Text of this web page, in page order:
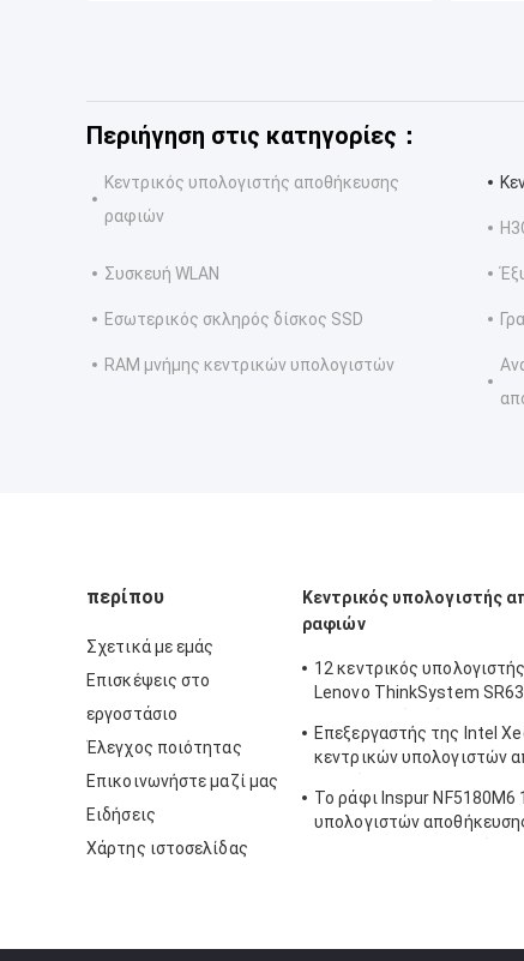
Περιήγηση στις κατηγορίες：
Κεντρικός υπολογιστής αποθήκευσης
ραφιών
Συσκευή WLAN
Εσωτερικός σκληρός δίσκος SSD
RAM μνήμης κεντρικών υπολογιστών
περίπου
Σχετικά με εμάς
Επισκέψεις στο
εργοστάσιο
Έλεγχος ποιότητας
Επικοινωνήστε μαζί μας
Ειδήσεις
Χάρτης ιστοσελίδας
Κεντρικός υπολογιστής
ραφιών
12 κεντρικός
Lenovo ThinkSystem
Επεξεργαστής της Intel
κεντρικών υπολογιστών
Το ράφι Inspur NF5180M6
υπολογιστών